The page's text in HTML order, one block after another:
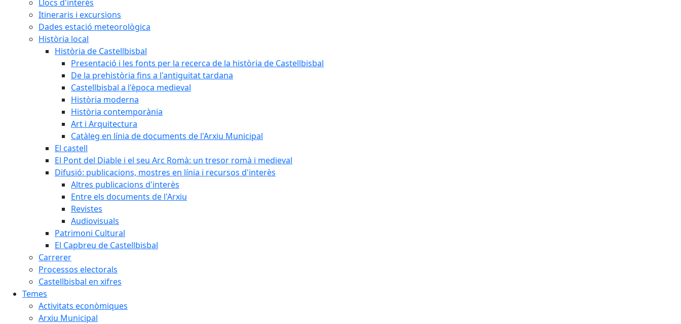
Llocs d'interès
Itineraris i excursions
Dades estació meteorològica
Història local
Història de Castellbisbal
Presentació i les fonts per la recerca de la història de Castellbisbal
De la prehistòria fins a l'antiguitat tardana
Castellbisbal a l'època medieval
Història moderna
Història contemporània
Art i Arquitectura
Catàleg en línia de documents de l'Arxiu Municipal
El castell
El Pont del Diable i el seu Arc Romà: un tresor romà i medieval
Difusió: publicacions, mostres en línia i recursos d'interès
Altres publicacions d'interès
Entre els documents de l'Arxiu
Revistes
Audiovisuals
Patrimoni Cultural
El Capbreu de Castellbisbal
Carrerer
Processos electorals
Castellbisbal en xifres
Temes
Activitats econòmiques
Arxiu Municipal